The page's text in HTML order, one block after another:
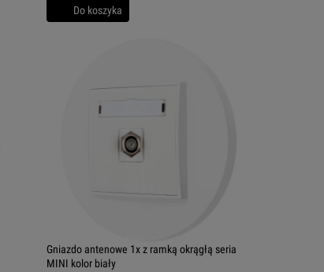
Do koszyka
Gniazdo antenowe 1x z ramką okrągłą seria
MINI kolor biały